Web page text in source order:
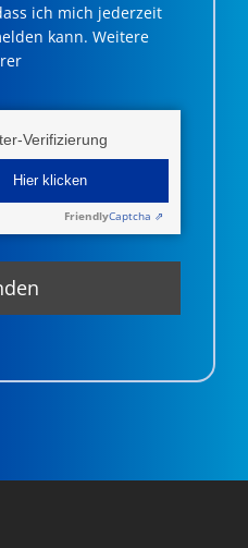
ich mich jederzeit
kann. Weitere
Verifizierung
Hier klicken
FriendlyCaptcha ⇗